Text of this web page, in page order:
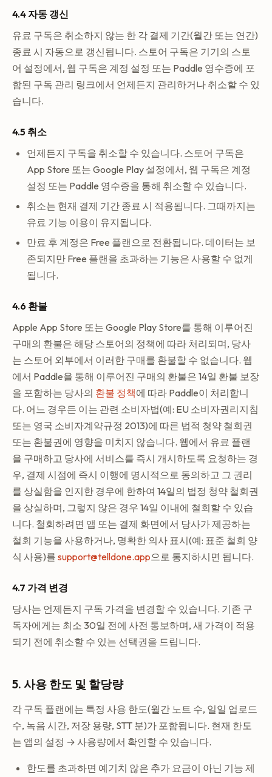
4.4 자동 갱신
유료 구독은 취소하지 않는 한 각 결제 기간(월간 또는 연간)
종료 시 자동으로 갱신됩니다. 스토어 구독은 기기의 스토
어 설정에서, 웹 구독은 계정 설정 또는 Paddle 영수증에 포
함된 구독 관리 링크에서 언제든지 관리하거나 취소할 수 있
습니다.
4.5 취소
언제든지 구독을 취소할 수 있습니다. 스토어 구독은
App Store 또는 Google Play 설정에서, 웹 구독은 계정
설정 또는 Paddle 영수증을 통해 취소할 수 있습니다.
취소는 현재 결제 기간 종료 시 적용됩니다. 그때까지는
유료 기능 이용이 유지됩니다.
만료 후 계정은 Free 플랜으로 전환됩니다. 데이터는 보
존되지만 Free 플랜을 초과하는 기능은 사용할 수 없게
됩니다.
4.6 환불
Apple App Store 또는 Google Play Store를 통해 이루어진
구매의 환불은 해당 스토어의 정책에 따라 처리되며, 당사
는 스토어 외부에서 이러한 구매를 환불할 수 없습니다. 웹
에서 Paddle을 통해 이루어진 구매의 환불은 14일 환불 보장
을 포함하는 당사의 환불 정책에 따라 Paddle이 처리합니
다. 어느 경우든 이는 관련 소비자법(예: EU 소비자권리지침
또는 영국 소비자계약규정 2013)에 따른 법적 청약 철회권
또는 환불권에 영향을 미치지 않습니다. 웹에서 유료 플랜
을 구매하고 당사에 서비스를 즉시 개시하도록 요청하는 경
우, 결제 시점에 즉시 이행에 명시적으로 동의하고 그 권리
를 상실함을 인지한 경우에 한하여 14일의 법정 청약 철회권
을 상실하며, 그렇지 않은 경우 14일 이내에 철회할 수 있습
니다. 철회하려면 앱 또는 결제 화면에서 당사가 제공하는
철회 기능을 사용하거나, 명확한 의사 표시(예: 표준 철회 양
식 사용)를 support@telldone.app으로 통지하시면 됩니다.
4.7 가격 변경
당사는 언제든지 구독 가격을 변경할 수 있습니다. 기존 구
독자에게는 최소 30일 전에 사전 통보하며, 새 가격이 적용
되기 전에 취소할 수 있는 선택권을 드립니다.
5. 사용 한도 및 할당량
각 구독 플랜에는 특정 사용 한도(월간 노트 수, 일일 업로드
수, 녹음 시간, 저장 용량, STT 분)가 포함됩니다. 현재 한도
는 앱의 설정 → 사용량에서 확인할 수 있습니다.
한도를 초과하면 예기치 않은 추가 요금이 아닌 기능 제